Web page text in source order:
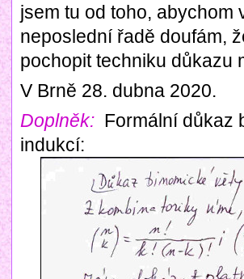
jsem tu od toho, abychom
neposlední řadě doufám,
pochopit techniku důkazu
V Brně 28. dubna 2020.
Doplněk: Formální důkaz
indukcí: